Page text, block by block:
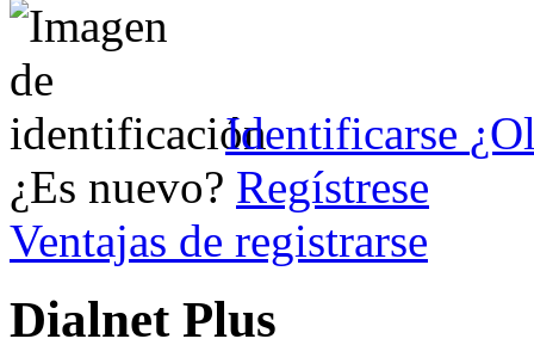
Identificarse
¿Es nuevo? Regístrese
Ventajas de registrarse
Dialnet Plus